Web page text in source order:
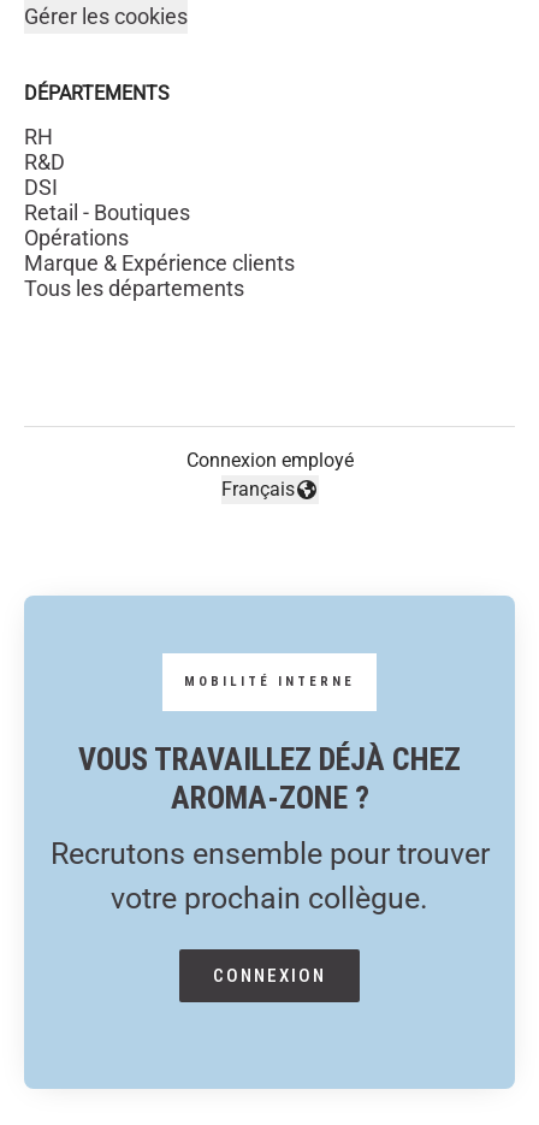
Gérer les cookies
DÉPARTEMENTS
RH
R&D
DSI
Retail - Boutiques
Opérations
Marque & Expérience clients
Tous les départements
Connexion employé
Changer la langue
Français
VOUS TRAVAILLEZ DÉJÀ CHEZ
AROMA-ZONE ?
Recrutons ensemble pour trouver
votre prochain collègue.
CONNEXION